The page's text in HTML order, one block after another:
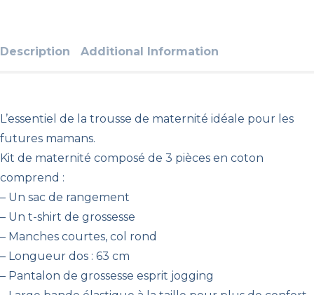
Description Additional Information
L’essentiel de la trousse de maternité idéale pour les
futures mamans.
Kit de maternité composé de 3 pièces en coton
comprend :
– Un sac de rangement
– Un t-shirt de grossesse
– Manches courtes, col rond
– Longueur dos : 63 cm
– Pantalon de grossesse esprit jogging